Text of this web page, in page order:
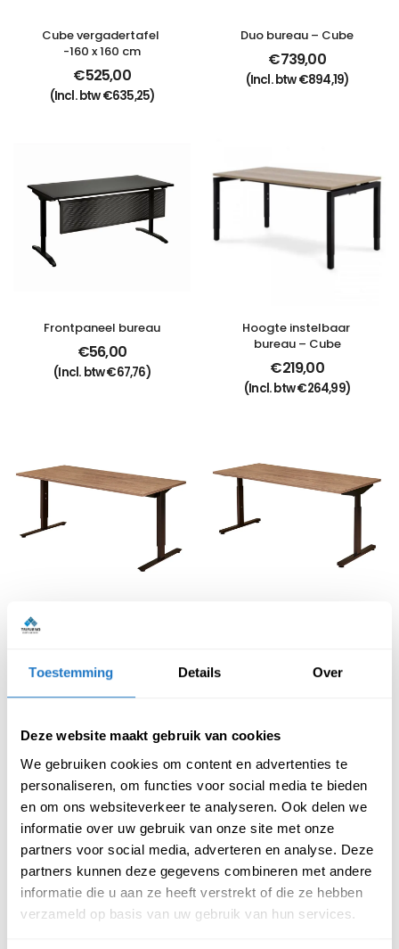
Toestemming Details Over
Deze website maakt gebruik van cookies
We gebruiken cookies om content en advertenties te
personaliseren, om functies voor social media te bieden
en om ons websiteverkeer te analyseren. Ook delen we
informatie over uw gebruik van onze site met onze
partners voor social media, adverteren en analyse. Deze
partners kunnen deze gegevens combineren met andere
informatie die u aan ze heeft verstrekt of die ze hebben
verzameld op basis van uw gebruik van hun services.
Cube vergadertafel
-160 x 160 cm
€525,00
(Incl. btw€635,25)
Duo bureau – Cube
€739,00
(Incl. btw€894,19)
Frontpaneel bureau
€56,00
(Incl. btw€67,76)
Hoogte instelbaar
bureau – Cube
€219,00
(Incl. btw€264,99)
(Incl. btw€ 240,79
Hoogte instelbaar
Hoogte instelbaar